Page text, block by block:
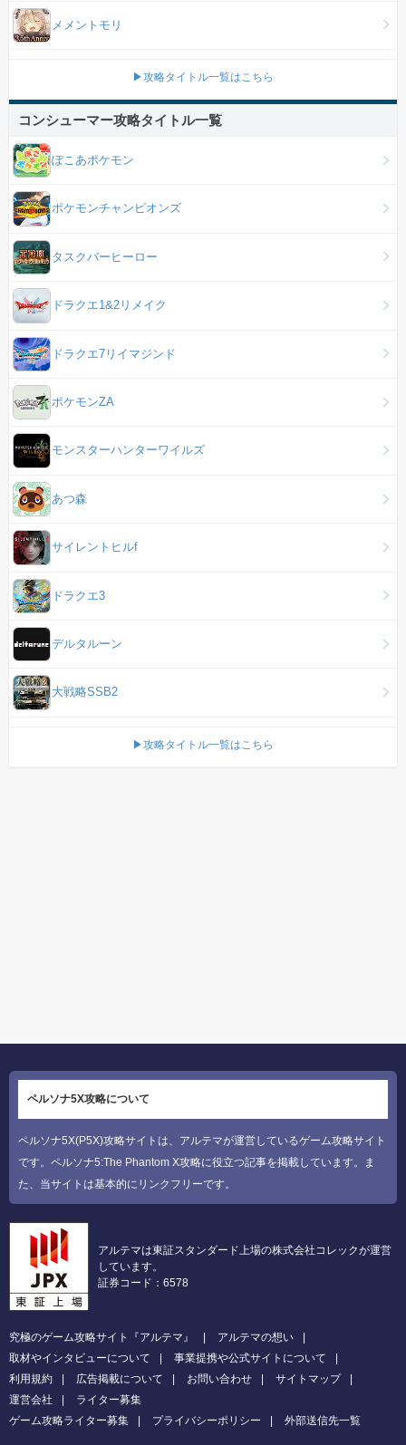
メメントモリ
▶攻略タイトル一覧はこちら
コンシューマー攻略タイトル一覧
ぽこあポケモン
ポケモンチャンピオンズ
タスクバーヒーロー
ドラクエ1&2リメイク
ドラクエ7リイマジンド
ポケモンZA
モンスターハンターワイルズ
あつ森
サイレントヒルf
ドラクエ3
デルタルーン
大戦略SSB2
▶攻略タイトル一覧はこちら
ペルソナ5X攻略について
ペルソナ5X(P5X)攻略サイトは、アルテマが運営しているゲーム攻略サイト
です。ペルソナ5:The Phantom X攻略に役立つ記事を掲載しています。ま
た、当サイトは基本的にリンクフリーです。
アルテマは東証スタンダード上場の株式会社コレックが運営
しています。
証券コード：6578
究極のゲーム攻略サイト『アルテマ』
アルテマの想い
取材やインタビューについて
事業提携や公式サイトについて
利用規約
広告掲載について お問い合わせ
サイトマップ
運営会社
ライター募集
ゲーム攻略ライター募集
プライバシーポリシー 外部送信先一覧